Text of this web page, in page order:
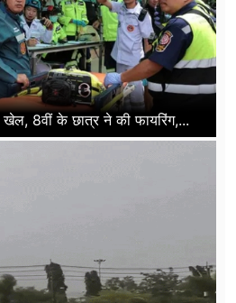
8वीं के छात्र ने की फायरिंग,...